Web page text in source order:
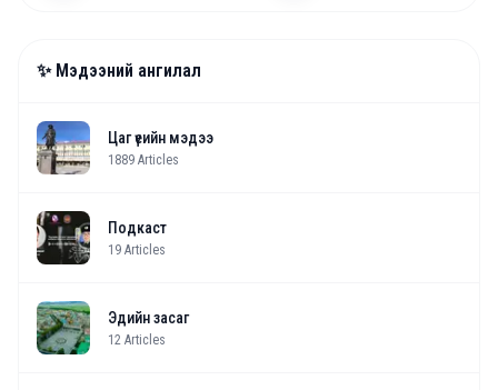
✨ Мэдээний ангилал
Цаг үеийн мэдээ
1889 Articles
Подкаст
19 Articles
Эдийн засаг
12 Articles